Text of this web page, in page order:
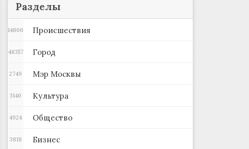
Разделы
Происшествия
14866
Город
48357
Мэр Москвы
2749
Культура
3140
Общество
4924
Бизнес
3818